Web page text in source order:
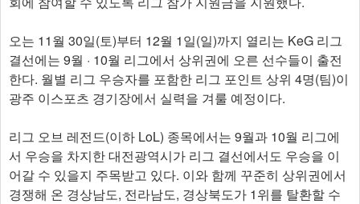
오는 11월 30일(토)부터 12월 1일(일)까지 열리는 KeG 리그
결선에는 9월 · 10월 리그에서 상위권에 오른 선수들이 출전
한다. 월별 리그 우승자를 포함한 리그 포인트 상위 4명(팀)이
광주 이스포츠 경기장에서 실력을 겨룰 예정이다.
리그 오브 레전드(이하 LoL) 종목에서는 9월과 10월 리그에
서 우승을 차지한 대전광역시가 리그 결선에서도 우승을 이
어갈 수 있을지 주목받고 있다. 이와 함께 꾸준히 상위권에서
경쟁해 온 경상남도, 전라남도, 경상북도가 1위를 탈환할 수